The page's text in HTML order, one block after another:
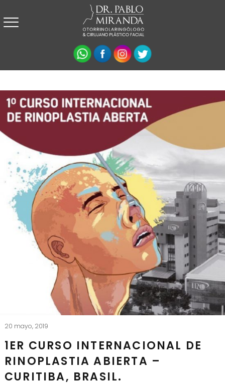
20 mayo, 2019
1ER CURSO INTERNACIONAL DE
RINOPLASTIA ABIERTA –
CURITIBA, BRASIL.